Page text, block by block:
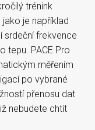
trénink
, jako je například
srdeční frekvence
tepu. PACE Pro
měřením
po vybrané
přenosu dat
nebudete chtít